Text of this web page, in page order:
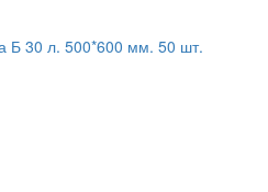
Б 30 л. 500*600 мм. 50 шт.